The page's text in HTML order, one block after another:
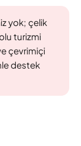
yok; çelik
turizmi
çevrimiçi
destek